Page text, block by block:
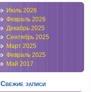
Июль 2026
Февраль 2026
Декабрь 2025
Сентябрь 2025
Март 2025
Февраль 2025
Май 2017
Свежие записи